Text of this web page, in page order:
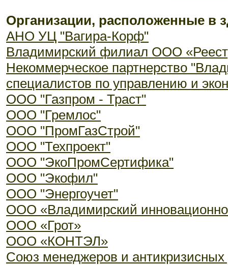
Организации, расположенные в
АНО УЦ "Вагира-Корф"
Владимирский филиал ООО
Некоммерческое партнерство
специалистов по управлению и
ООО "Газпром - Траст"
ООО "Гремлос"
ООО "ПромГазСтрой"
ООО "Техпроект"
ООО "ЭкоПромСертифика"
ООО "Экофил"
ООО "Энергоучет"
ООО «Владимирский
ООО «Грот»
ООО «КОНТЭЛ»
Союз менеджеров и